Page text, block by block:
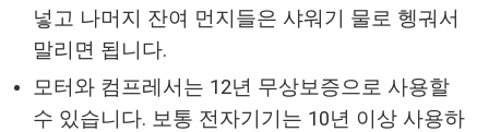
넣고 나머지 잔여 먼지들은 샤워기 물로 헹궈서
말리면 됩니다.
모터와 컴프레서는 12년 무상보증으로 사용할
수 있습니다. 보통 전자기기는 10년 이상 사용하